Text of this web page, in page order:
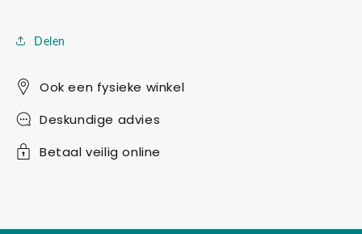
Delen
Ook een fysieke winkel
Deskundige advies
Betaal veilig online